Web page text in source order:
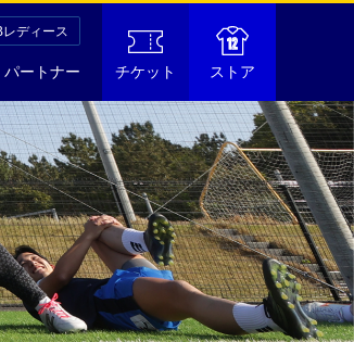
パートナー チケット ストア
ディース